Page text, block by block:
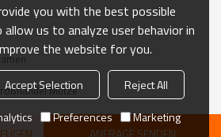
OEM Damen gestrickt Earflap
Großhandel Hut Kunstpelz
Strickmütze Warm Snow Ski Trapper
Anti-Pilling-Hut
Mütze
ANFRAGE SENDEN
you with the best possible
allow us to analyze user behavior in
the website for you.
Accept Selection
Reject All
Preferences Marketing